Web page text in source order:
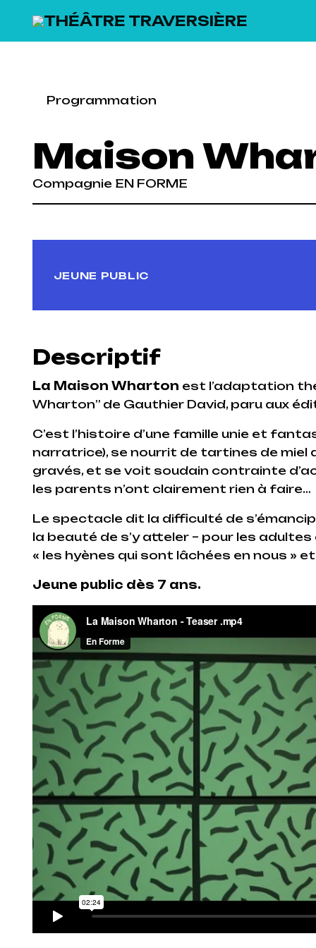
Programmation
Maison
Compagnie EN FORME
JEUNE PUBLIC
Descriptif
La Maison Wharton est l’adaptation
Wharton” de Gauthier David, paru aux
C’est l’histoire d’une famille unie et
narratrice), se nourrit de tartines de miel
gravés, et se voit soudain contrainte
les parents n’ont clairement rien à faire…
Le spectacle dit la difficulté de
la beauté de s’y atteler – pour les
« les hyènes qui sont lâchées en nous »
Jeune public dès 7 ans.